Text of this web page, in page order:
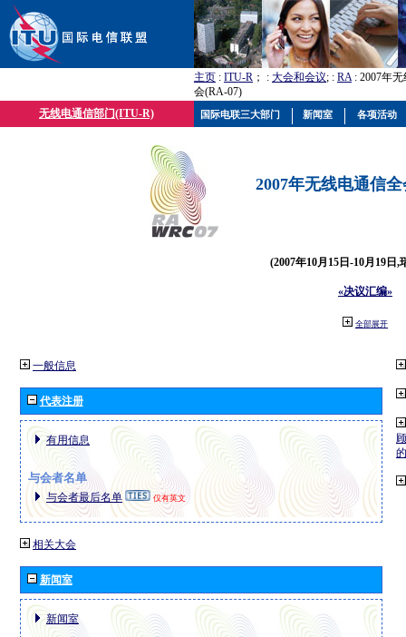
主页 : ITU-R ； : 大会和会议; : RA: 2007年
会(RA-07)
无线电通信部门(ITU-R)
2007年无线电通信
(2007年10月15日-10月19日,
«决议汇编»
全部展开
一般信息
代表注册
有用信息
与会者名单
与会者最后名单 仅有英文
相关大会
新闻室
新闻室
国际电联三大部门 新闻室 各项活动